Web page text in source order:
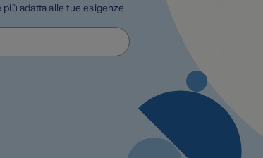
adatta alle tue esigenze